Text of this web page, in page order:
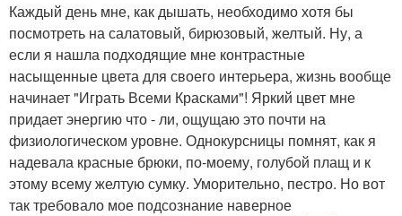
Каждый день мне, как дышать, необходимо хотя бы
посмотреть на салатовый, бирюзовый, желтый. Ну, а
если я нашла подходящие мне контрастные
насыщенные цвета для своего интерьера, жизнь вообще
начинает "Играть Всеми Красками"! Яркий цвет мне
придает энергию что - ли, ощущаю это почти на
физиологическом уровне. Однокурсницы помнят, как я
надевала красные брюки, по-моему, голубой плащ и к
этому всему желтую сумку. Уморительно, пестро. Но вот
так требовало мое подсознание наверное